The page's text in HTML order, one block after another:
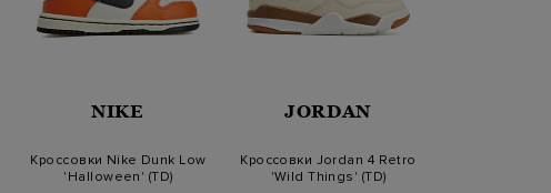
NIKE
Кроссовки Nike Dunk Low
'Halloween' (TD)
JORDAN
Кроссовки Jordan 4 Retro
'Wild Things' (TD)